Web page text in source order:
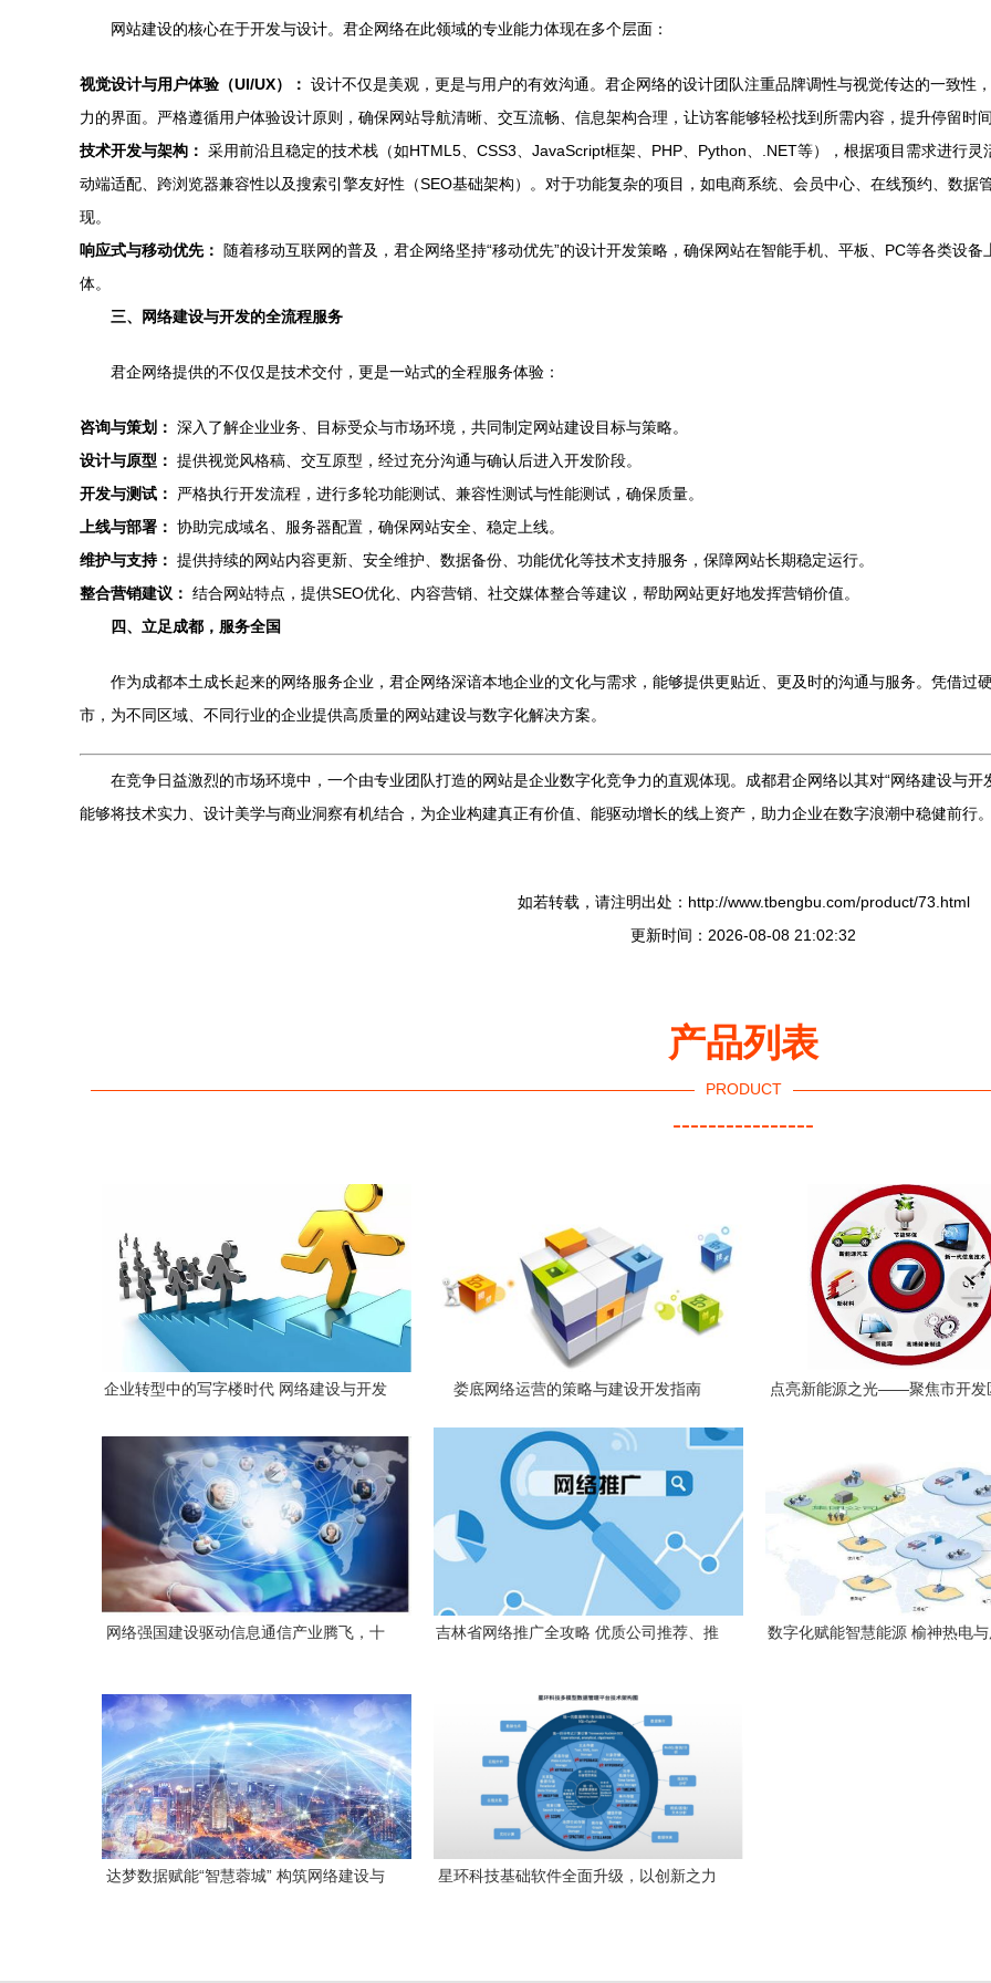
网站建设的核心在于开发与设计。君企网络在此领域的专业能力体现在多个层面：
视觉设计与用户体验（UI/UX）： 设计不仅是美观，更是与用户的有效沟通。君企网络的设计团队注重品牌调性与视觉传达的一致性
力的界面。严格遵循用户体验设计原则，确保网站导航清晰、交互流畅、信息架构合理，让访客能够轻松找到所需内容，提升停留时
技术开发与架构： 采用前沿且稳定的技术栈（如HTML5、CSS3、JavaScript框架、PHP、Python、.NET等），根据项目需求进行
动端适配、跨浏览器兼容性以及搜索引擎友好性（SEO基础架构）。对于功能复杂的项目，如电商系统、会员中心、在线预约、数
现。
响应式与移动优先：
随着移动互联网的普及，君企网络坚持“移动优先”的设计开发策略，确保网站在智能手机、平板、PC等各类设
体。
三、网络建设与开发的全流程服务
君企网络提供的不仅仅是技术交付，更是一站式的全程服务体验：
咨询与策划： 深入了解企业业务、目标受众与市场环境，共同制定网站建设目标与策略。
设计与原型： 提供视觉风格稿、交互原型，经过充分沟通与确认后进入开发阶段。
开发与测试：
严格执行开发流程，进行多轮功能测试、兼容性测试与性能测试，确保质量。
上线与部署： 协助完成域名、服务器配置，确保网站安全、稳定上线。
维护与支持： 提供持续的网站内容更新、安全维护、数据备份、功能优化等技术支持服务，保障网站长期稳定运行。
整合营销建议： 结合网站特点，提供SEO优化、内容营销、社交媒体整合等建议，帮助网站更好地发挥营销价值。
四、立足成都，服务全国
作为成都本土成长起来的网络服务企业，君企网络深谙本地企业的文化与需求，能够提供更贴近、更及时的沟通与服务。凭借过
市，为不同区域、不同行业的企业提供高质量的网站建设与数字化解决方案。
在竞争日益激烈的市场环境中，一个由专业团队打造的网站是企业数字化竞争力的直观体现。成都君企网络以其对“网络建设与
能够将技术实力、设计美学与商业洞察有机结合，为企业构建真正有价值、能驱动增长的线上资产，助力企业在数字浪潮中稳健前行
如若转载，请注明出处：http://www.tbengbu.com/product/73.html
更新时间：2026-08-08 21:02:32
产品列表
PRODUCT
----------------
企业转型中的写字楼时代 网络建设与开发
娄底网络运营的策略与建设开发指南
点亮新能源之光——聚焦市开发
网络强国建设驱动信息通信产业腾飞，十
吉林省网络推广全攻略 优质公司推荐、推
数字化赋能智慧能源 榆神热电
达梦数据赋能“智慧蓉城” 构筑网络建设与
星环科技基础软件全面升级，以创新之力